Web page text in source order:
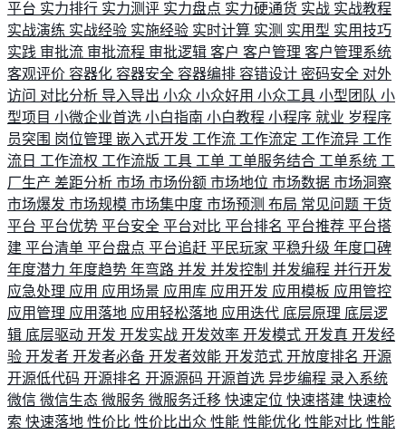
平台 实力排行 实力测评 实力盘点 实力硬通货 实战 实战教程
实战演练 实战经验 实施经验 实时计算 实测 实用型 实用技巧
实践 审批流 审批流程 审批逻辑 客户 客户管理 客户管理系统
客观评价 容器化 容器安全 容器编排 容错设计 密码安全 对外
访问 对比分析 导入导出 小众 小众好用 小众工具 小型团队 小
型项目 小微企业首选 小白指南 小白教程 小程序 就业 岁程序
员突围 岗位管理 嵌入式开发 工作流 工作流定 工作流异 工作
流日 工作流权 工作流版 工具 工单 工单服务结合 工单系统 工
厂生产 差距分析 市场 市场份额 市场地位 市场数据 市场洞察
市场爆发 市场规模 市场集中度 市场预测 布局 常见问题 干货
平台 平台优势 平台安全 平台对比 平台排名 平台推荐 平台搭
建 平台清单 平台盘点 平台追赶 平民玩家 平稳升级 年度口碑
年度潜力 年度趋势 年弯路 并发 并发控制 并发编程 并行开发
应急处理 应用 应用场景 应用库 应用开发 应用模板 应用管控
应用管理 应用落地 应用轻松落地 应用迭代 底层原理 底层逻
辑 底层驱动 开发 开发实战 开发效率 开发模式 开发真 开发经
验 开发者 开发者必备 开发者效能 开发范式 开放度排名 开源
开源低代码 开源排名 开源源码 开源首选 异步编程 录入系统
微信 微信生态 微服务 微服务迁移 快速定位 快速搭建 快速检
索 快速落地 性价比 性价比出众 性能 性能优化 性能对比 性能